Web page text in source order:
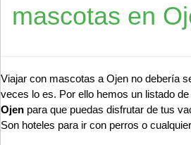
mascotas en
Viajar con mascotas a Ojen no debería
veces lo es. Por ello hemos un listado de
Ojen para que puedas disfrutar de tus
Son hoteles para ir con perros o